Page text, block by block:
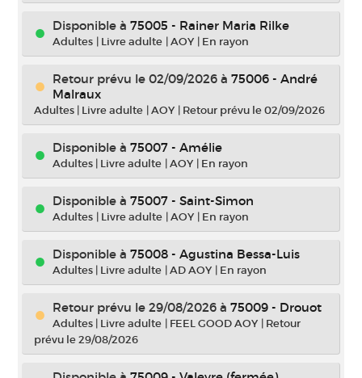
Disponible à 75005 - Rainer Maria Rilke
Adultes | Livre adulte |AOY | En rayon
Retour prévu le 02/09/2026 à 75006 - André
Malraux
Adultes | Livre adulte |AOY | Retour prévu le 02/09/2026
Disponible à 75007 - Amélie
Adultes | Livre adulte |AOY | En rayon
Disponible à 75007 - Saint-Simon
Adultes | Livre adulte |AOY | En rayon
Disponible à 75008 - Agustina Bessa-Luis
Adultes | Livre adulte |AD AOY | En rayon
Retour prévu le 29/08/2026 à 75009 - Drouot
Adultes | Livre adulte | FEEL GOOD AOY | Retour
prévu le 29/08/2026